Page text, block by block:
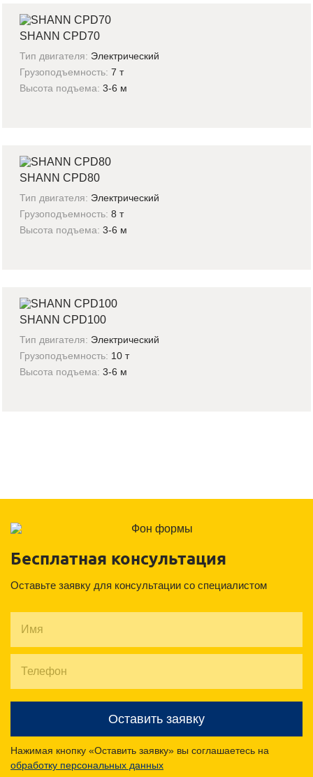
SHANN CPD70
Тип двигателя: Электрический
Грузоподъемность: 7 т
Высота подъема: 3-6 м
SHANN CPD80
Тип двигателя: Электрический
Грузоподъемность: 8 т
Высота подъема: 3-6 м
SHANN CPD100
Тип двигателя: Электрический
Грузоподъемность: 10 т
Высота подъема: 3-6 м
Бесплатная консультация
Оставьте заявку для консультации со специалистом
Оставить заявку
Нажимая кнопку «Оставить заявку» вы соглашаетесь на
обработку персональных данных